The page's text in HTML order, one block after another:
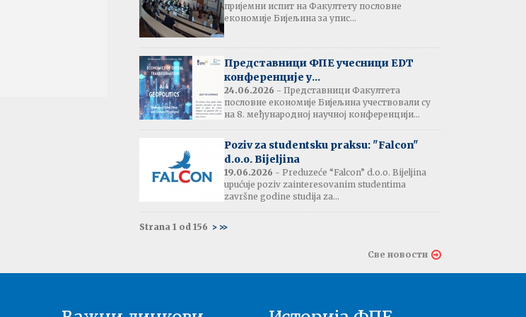
Обавјештење:
Издавање потврда
прије љетне паузе
Резултати испита:
Монетарна економија
Резултати испита и
термин усменог испита:
Енглески језик 2
Друга година - 03.07.2026
Енглески језик 1
пријемни испит на Факултету пословне
економије Бијељина за упис...
Представници ФПЕ учесници EDT
конференције у...
24.06.2026 - Представници Факултета
пословне економије Бијељина учествовали су
на 8. међународној научној конференцији...
Poziv za studentsku praksu: "Falcon"
d.o.o. Bijeljina
19.06.2026 - Preduzeće “Falcon” d.o.o. Bijeljina
upućuje poziv zainteresovanim studentima
završne godine studija za...
Strana 1 od 156 > >>
Све новости